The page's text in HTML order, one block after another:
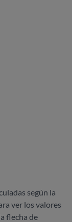
según la
ver los valores
flecha de